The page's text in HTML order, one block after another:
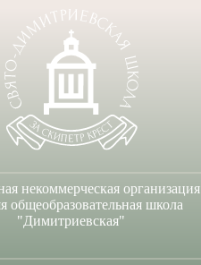
некоммерческая организация
общеобразовательная школа
"Димитриевская"